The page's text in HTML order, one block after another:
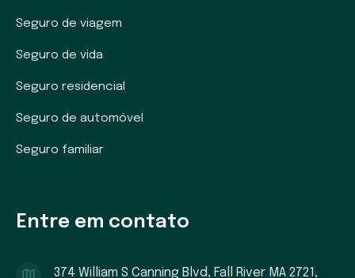
Seguro de viagem
Seguro de vida
Seguro residencial
Seguro de automóvel
Seguro familiar
Entre em contato
374 William S Canning Blvd, Fall River MA 2721,